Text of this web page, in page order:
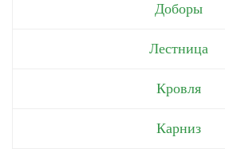
Доборы
Лестница
Кровля
Карниз